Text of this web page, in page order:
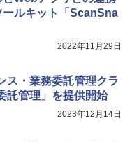
ールキット「ScanSna
2022年11月29日
ス・業務委託管理クラ
託管理」を提供開始
2023年12月14日